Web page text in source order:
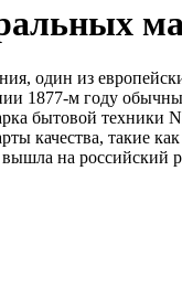
один из
1877-м году
бытовой техники
качества, такие
на российский